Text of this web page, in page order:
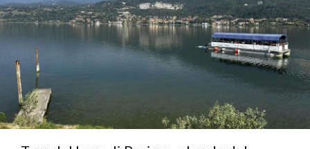
Scopri in gallery tanti motivi per visitare Bosisio
Parini